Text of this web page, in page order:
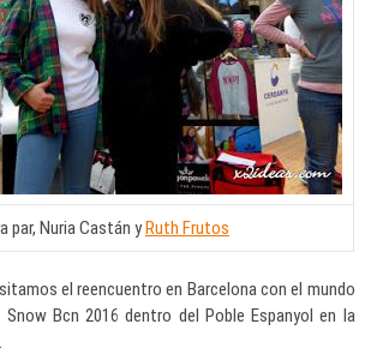
par, Nuria Castán yRuth Frutos
el reencuentro en Barcelona con el mundo
Snow Bcn 2016 dentro del Poble Espanyol en la